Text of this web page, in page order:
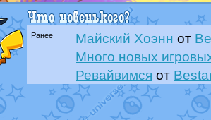
Ранее Майский Хоэнн от
Много новых
Ревайвимся от
Всё, трындец
Технические